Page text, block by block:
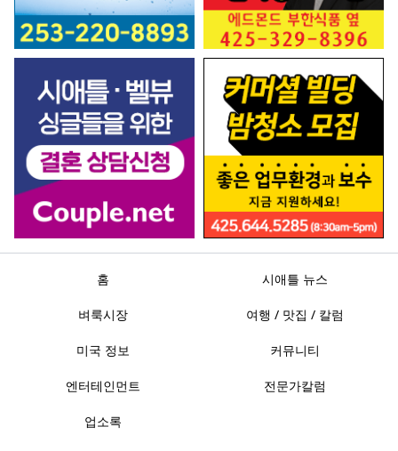
홈 시애틀 뉴스
벼룩시장 여행 / 맛집 / 칼럼
미국 정보 커뮤니티
엔터테인먼트 전문가칼럼
업소록